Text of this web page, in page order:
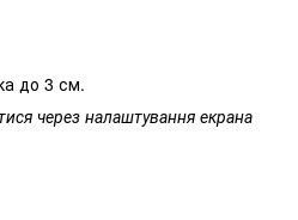
до 3 см.
через налаштування екрана